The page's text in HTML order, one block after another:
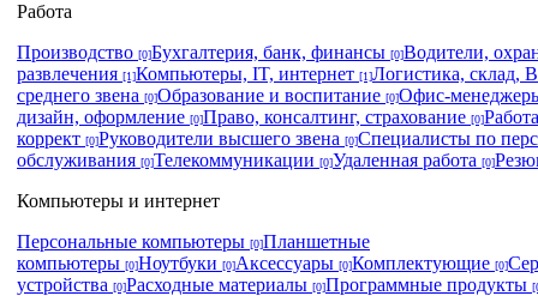
Работа
Производство [0]Бухгалтерия, банк, финансы [0]Водители,
развлечения [1]Компьютеры, IT, интернет [1]Логистика, склад,
среднего звена [0]Образование и воспитание [0]Офис-
дизайн, оформление [0]Право, консалтинг, страхование [0]
коррект [0]Руководители высшего звена [0]Специалисты по
обслуживания [0]Телекоммуникации [0]Удаленная работа [0]
Компьютеры и интернет
Персональные компьютеры [0]Планшетные
компьютеры [0]Ноутбуки [0]Аксессуары [0]Комплектующие [0]
устройства [0]Расходные материалы [0]Программные продукты